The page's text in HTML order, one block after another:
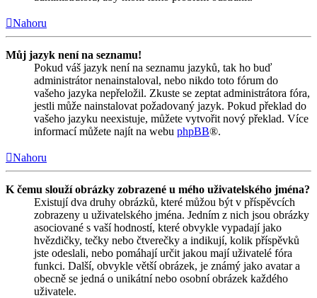
Nahoru
Můj jazyk není na seznamu!
Pokud váš jazyk není na seznamu jazyků, tak ho buď
administrátor nenainstaloval, nebo nikdo toto fórum do
vašeho jazyka nepřeložil. Zkuste se zeptat administrátora fóra,
jestli může nainstalovat požadovaný jazyk. Pokud překlad do
vašeho jazyku neexistuje, můžete vytvořit nový překlad. Více
informací můžete najít na webu phpBB®.
Nahoru
K čemu slouží obrázky zobrazené u mého uživatelského jména?
Existují dva druhy obrázků, které můžou být v příspěvcích
zobrazeny u uživatelského jména. Jedním z nich jsou obrázky
asociované s vaší hodností, které obvykle vypadají jako
hvězdičky, tečky nebo čtverečky a indikují, kolik příspěvků
jste odeslali, nebo pomáhají určit jakou mají uživatelé fóra
funkci. Další, obvykle větší obrázek, je známý jako avatar a
obecně se jedná o unikátní nebo osobní obrázek každého
uživatele.